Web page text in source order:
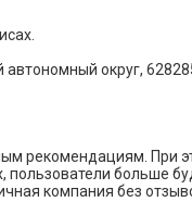
округ,
рекомендациям. При
пользователи больше
компания без